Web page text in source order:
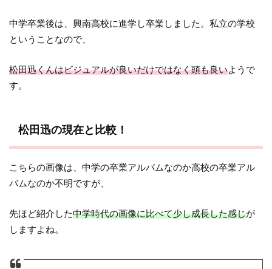
中学卒業後は、興南高校に進学し卒業しました。私立の学校
ということなので、
松田迅くんはビジュアルが良いだけではなく頭も良いようで
す。
松田迅の現在と比較！
こちらの画像は、中学の卒業アルバムなのか高校の卒業アル
バムなのか不明ですが、
先ほど紹介した中学時代の画像に比べて少し成長した感じが
しますよね。